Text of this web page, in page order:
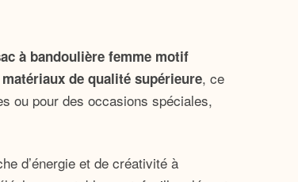
à bandoulière femme motif
matériaux de qualité supérieure, ce
ou pour des occasions spéciales,
d’énergie et de créativité à